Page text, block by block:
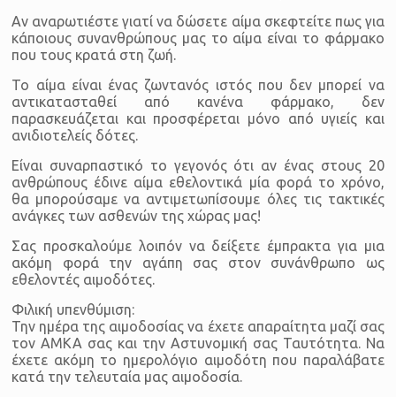
Αν αναρωτιέστε γιατί να δώσετε αίμα σκεφτείτε πως για
κάποιους συνανθρώπους μας το αίμα είναι το φάρμακο
που τους κρατά στη ζωή.
Το αίμα είναι ένας ζωντανός ιστός που δεν μπορεί να
αντικατασταθεί από κανένα φάρμακο, δεν
παρασκευάζεται και προσφέρεται μόνο από υγιείς και
ανιδιοτελείς δότες.
Είναι συναρπαστικό το γεγονός ότι αν ένας στους 20
ανθρώπους έδινε αίμα εθελοντικά μία φορά το χρόνο,
θα μπορούσαμε να αντιμετωπίσουμε όλες τις τακτικές
ανάγκες των ασθενών της χώρας μας!
Σας προσκαλούμε λοιπόν να δείξετε έμπρακτα για μια
ακόμη φορά την αγάπη σας στον συνάνθρωπο ως
εθελοντές αιμοδότες.
Φιλική υπενθύμιση:
Την ημέρα της αιμοδοσίας να έχετε απαραίτητα μαζί σας
τον ΑΜΚΑ σας και την Αστυνομική σας Ταυτότητα. Να
έχετε ακόμη το ημερολόγιο αιμοδότη που παραλάβατε
κατά την τελευταία μας αιμοδοσία.